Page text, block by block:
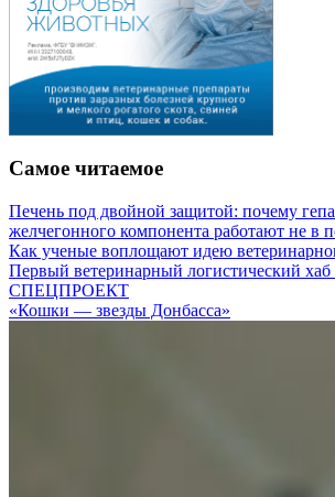
Самое читаемое
Печень под двойной защитой: почему
желчегонного компонента работают не в
Как ученые воплощают идею
Первый ветеринарный логистический хаб
СПЕЦПРОЕКТ
«Кошки — звезды Донбасса»